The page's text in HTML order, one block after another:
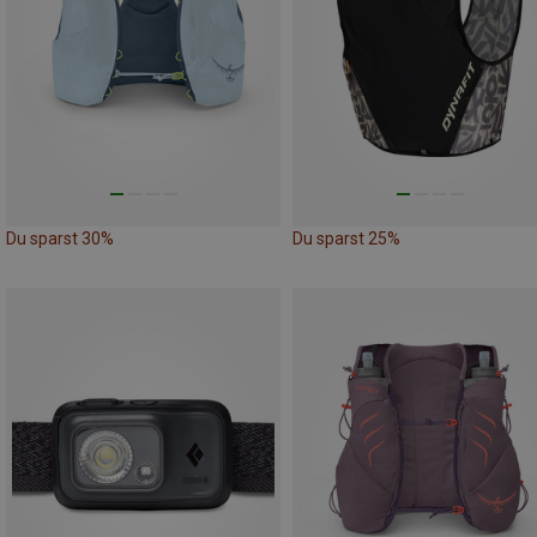
Du sparst 30% Du sparst 25%